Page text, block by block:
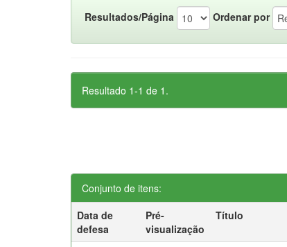
Resultados/Página Ordenar por
Resultado 1-1 de 1.
Conjunto de itens:
Data de
defesa
Pré-
visualização
Título